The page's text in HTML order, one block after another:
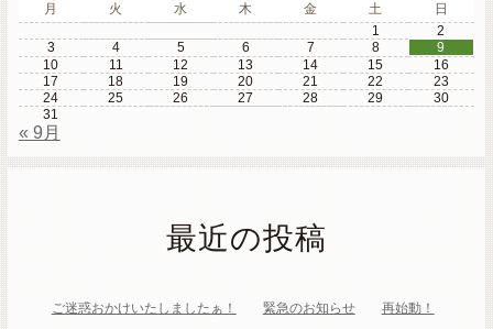
月 火 水 木 金 土
日
1
2
3
4 5 6 7 8
9
10
11 12 13 14 15
16
17
18 19 20 21 22
23
24
25 26 27 28 29
30
31
« 9月
最近の投稿
ご迷惑おかけいたしましたぁ！ 緊急のお知らせ 再始動！